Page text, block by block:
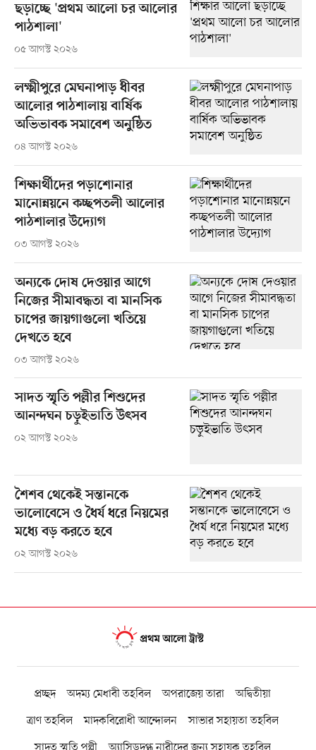
ছড়াচ্ছে 'প্রথম আলো চর আলোর
পাঠশালা'
০৫ আগস্ট ২০২৬
লক্ষ্মীপুরে মেঘনাপাড় ধীবর
আলোর পাঠশালায় বার্ষিক
অভিভাবক সমাবেশ অনুষ্ঠিত
০৪ আগস্ট ২০২৬
শিক্ষার্থীদের পড়াশোনার
মানোন্নয়নে কচ্ছপতলী আলোর
পাঠশালার উদ্যোগ
০৩ আগস্ট ২০২৬
অন্যকে দোষ দেওয়ার আগে
নিজের সীমাবদ্ধতা বা মানসিক
চাপের জায়গাগুলো খতিয়ে
দেখতে হবে
০৩ আগস্ট ২০২৬
সাদত স্মৃতি পল্লীর শিশুদের
আনন্দঘন চড়ুইভাতি উৎসব
০২ আগস্ট ২০২৬
শৈশব থেকেই সন্তানকে
ভালোবেসে ও ধৈর্য ধরে নিয়মের
মধ্যে বড় করতে হবে
০২ আগস্ট ২০২৬
প্রচ্ছদ অদম্য মেধাবী তহবিল অপরাজেয় তারা
অদ্বিতীয়া
ত্রাণ তহবিল
মাদকবিরোধী আন্দোলন
সাভার সহায়তা তহবিল